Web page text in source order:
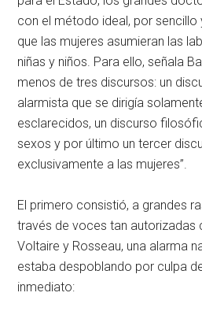
con el método ideal, por
que las mujeres asumieran las
niñas y niños. Para ello, señala
menos de tres discursos: un
alarmista que se dirigía
esclarecidos, un discurso
sexos y por último un tercer
exclusivamente a las mujeres”.
El primero consistió, a grandes
través de voces tan autorizadas
Voltaire y Rosseau, una alarma
estaba despoblando por culpa
inmediato: